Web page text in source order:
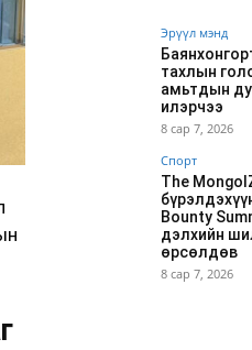
Эрүүл мэнд
тахлын
амьтдын
илэрчээ
8 сар 7, 2026
Спорт
The
Bounty
дэлхийн
өрсөлдөв
8 сар 7, 2026